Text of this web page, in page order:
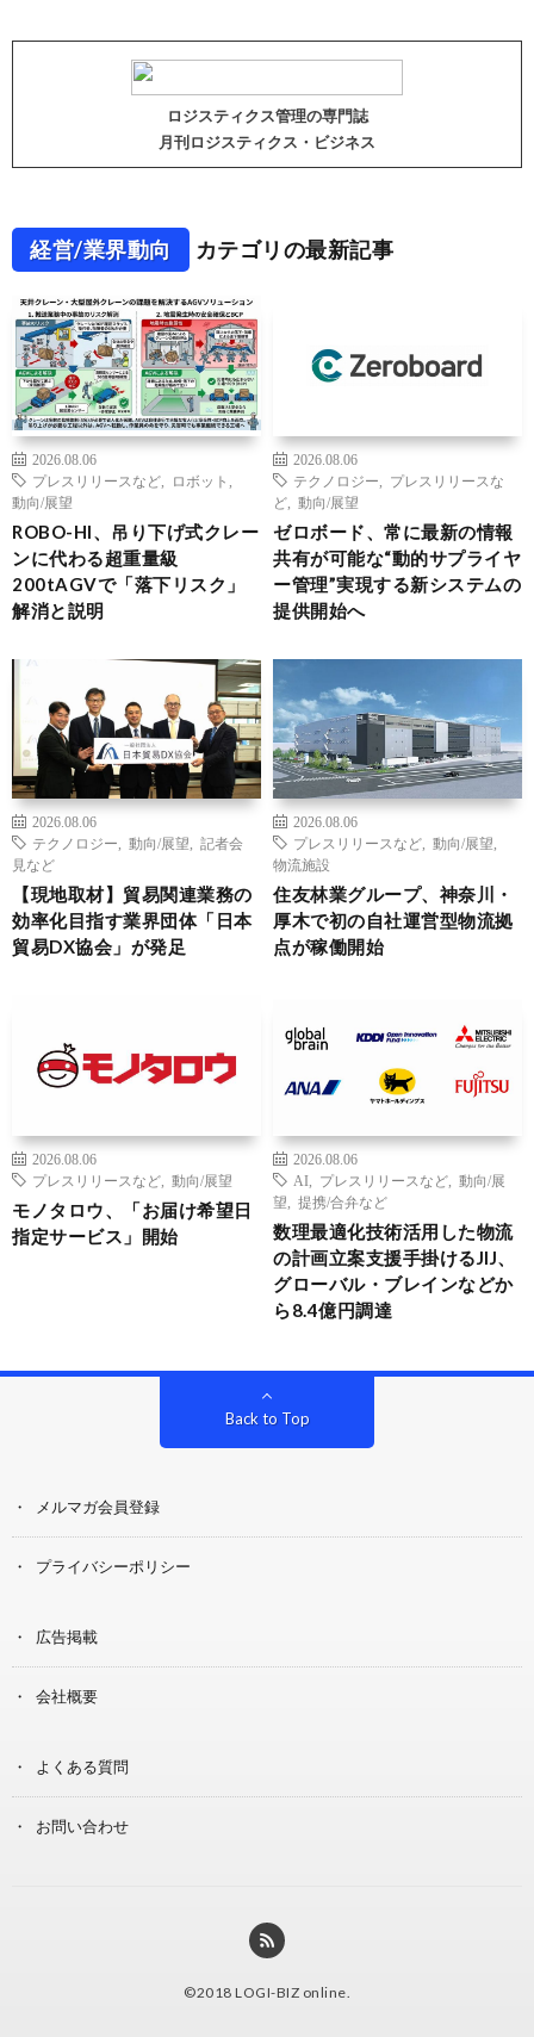
ロジスティクス管理の専門誌
月刊ロジスティクス・ビジネス
経営/業界動向 カテゴリの最新記事
2026.08.06
プレスリリースなど
ロボット
動向/展望
ROBO-HI、吊り下げ式クレー
ンに代わる超重量級
200tAGVで「落下リスク」
解消と説明
2026.08.06
テクノロジー
プレスリリースな
ど
動向/展望
ゼロボード、常に最新の情報
共有が可能な“動的サプライヤ
ー管理”実現する新システムの
提供開始へ
2026.08.06
テクノロジー
動向/展望
記者会
見など
【現地取材】貿易関連業務の
効率化目指す業界団体「日本
貿易DX協会」が発足
2026.08.06
プレスリリースなど
動向/展望
物流施設
住友林業グループ、神奈川・
厚木で初の自社運営型物流拠
点が稼働開始
2026.08.06
プレスリリースなど
動向/展望
モノタロウ、「お届け希望日
指定サービス」開始
2026.08.06
AI
プレスリリースなど
動向/展
望
提携/合弁など
数理最適化技術活用した物流
の計画立案支援手掛けるJIJ、
グローバル・ブレインなどか
ら8.4億円調達
Back to Top
メルマガ会員登録
プライバシーポリシー
広告掲載
会社概要
よくある質問
お問い合わせ
©2018 LOGI-BIZ online.